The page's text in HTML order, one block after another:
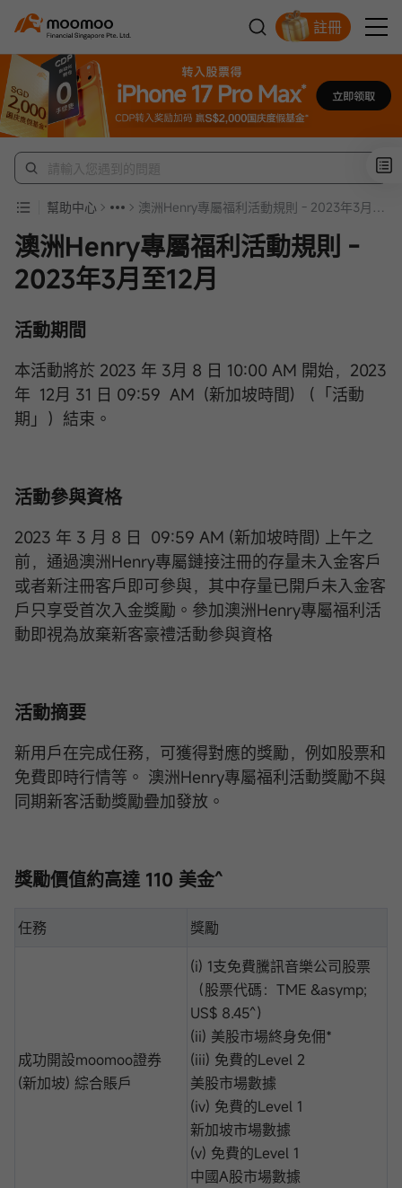
註冊
幫助中心 澳洲Henry專屬福利活動規則 - 2023年3月至12月
澳洲Henry專屬福利活動規則 -
2023年3月至12月
活動期間
本活動將於 2023 年 3月 8 日 10:00 AM 開始，2023
年 12月 31 日 09:59 AM (新加坡時間) （「活動
期」）結束。
活動參與資格
2023 年 3 月 8 日 09:59 AM (新加坡時間) 上午之
前，通過澳洲Henry專屬鏈接注冊的存量未入金客戶
或者新注冊客戶即可參與，其中存量已開戶未入金客
戶只享受首次入金獎勵。參加澳洲Henry專屬福利活
動即視為放棄新客豪禮活動參與資格
活動摘要
新用戶在完成任務，可獲得對應的獎勵，例如股票和
免費即時行情等。 澳洲Henry專屬福利活動獎勵不與
同期新客活動獎勵疊加發放。
獎勵價值約高達 110 美金^
任務 獎勵
成功開設moomoo證券
(新加坡) 綜合賬戶
(i) 1支免費騰訊音樂公司股票
（股票代碼：TME &asymp;
US$ 8.45^）
(ii) 美股市場終身免佣*
(iii) 免費的Level 2
美股市場數據
(iv) 免費的Level 1
新加坡市場數據
(v) 免費的Level 1
中國A股市場數據